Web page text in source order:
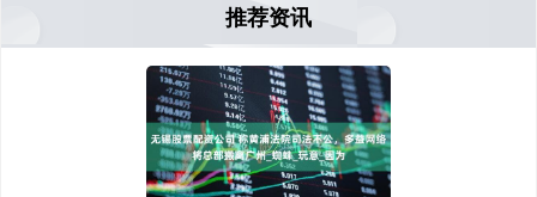
推荐资讯